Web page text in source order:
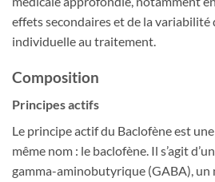
effets secondaires et de la variabilité
individuelle au traitement.
Composition
Principes actifs
Le principe actif du Baclofène est
même nom : le baclofène. Il s’agit
gamma-aminobutyrique (GABA),